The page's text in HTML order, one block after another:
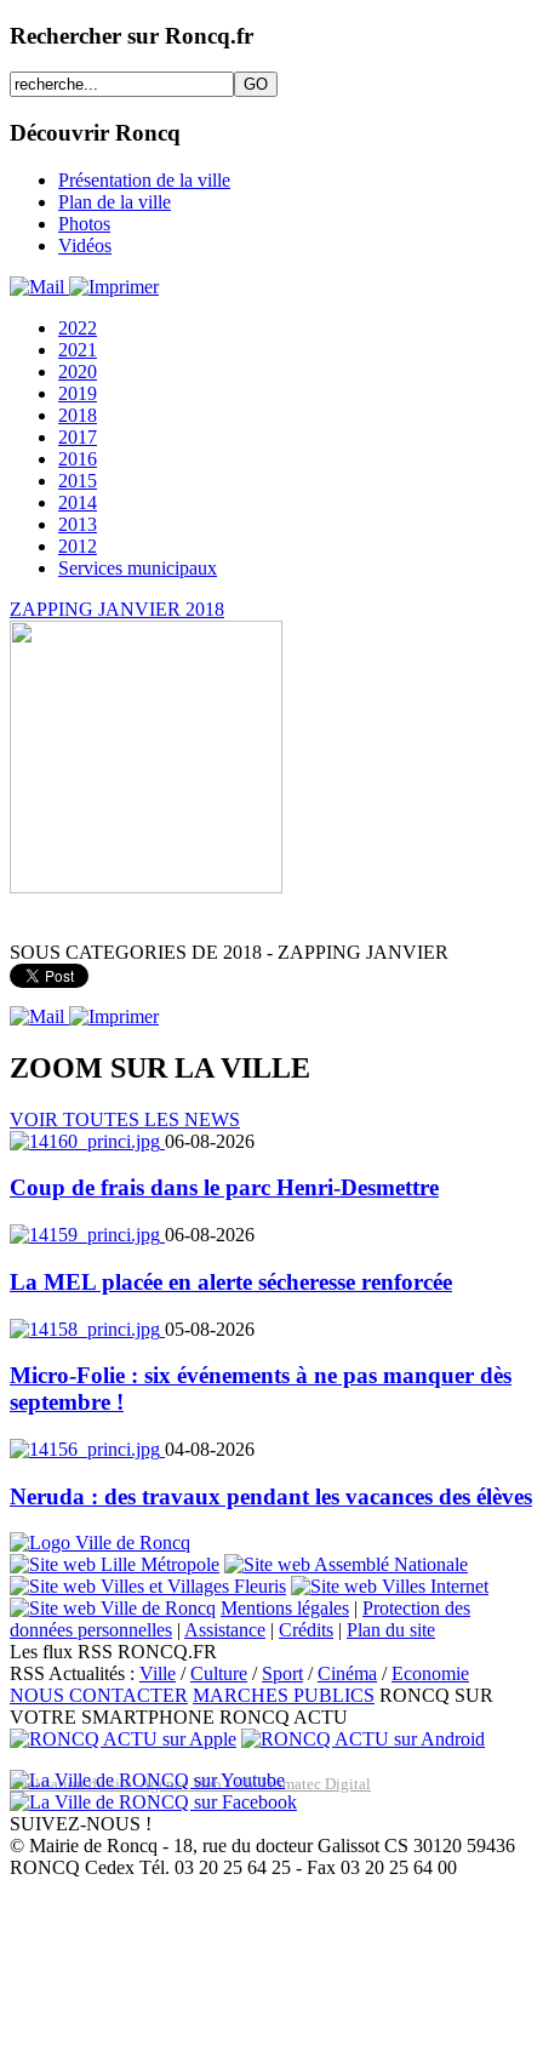
Rechercher sur Roncq.fr
Découvrir Roncq
Présentation de la ville
Plan de la ville
Photos
Vidéos
2022
2021
2020
2019
2018
2017
2016
2015
2014
2013
2012
Services municipaux
ZAPPING JANVIER 2018
SOUS CATEGORIES DE 2018 - ZAPPING JANVIER
ZOOM SUR LA VILLE
VOIR TOUTES LES NEWS
06-08-2026
Coup de frais dans le parc Henri-Desmettre
06-08-2026
La MEL placée en alerte sécheresse renforcée
05-08-2026
Micro-Folie : six événements à ne pas manquer dès
septembre !
04-08-2026
Neruda : des travaux pendant les vacances des élèves
Mentions légales | Protection des
données personnelles | Assistance | Crédits | Plan du site
Les flux RSS RONCQ.FR
RSS Actualités : Ville /Culture / Sport/Cinéma /Economie
NOUS CONTACTER MARCHES PUBLICS RONCQ SUR
VOTRE SMARTPHONE RONCQ ACTU
Réalisation du site: Agence Web Lille Promatec Digital
SUIVEZ-NOUS !
© Mairie de Roncq - 18, rue du docteur Galissot CS 30120 59436
RONCQ Cedex Tél. 03 20 25 64 25 - Fax 03 20 25 64 00